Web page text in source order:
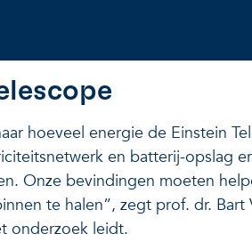
hoeveel energie de Einstein
en batterij-opslag
Onze bevindingen moeten
te halen”, zegt prof. dr. Bart
onderzoek leidt.